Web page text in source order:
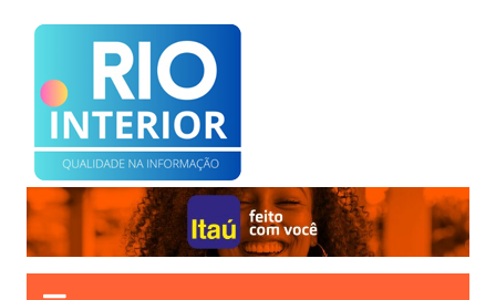
para
conteúdo